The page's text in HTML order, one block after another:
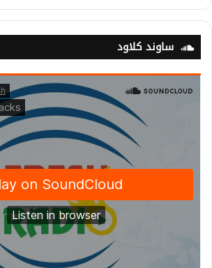
ساوند كلاود